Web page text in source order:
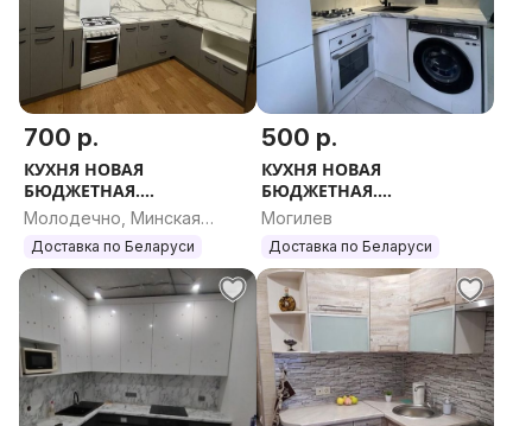
700 р.
КУХНЯ НОВАЯ
БЮДЖЕТНАЯ.
МОДУЛЬНЫЕ КУХНИ.
ПРЯМЫЕ И УГЛОВЫЕ.
ЛЮБОЙ РАЗМЕР.
Молодечно, Минская
область
Доставка по Беларуси
500 р.
КУХНЯ НОВАЯ
БЮДЖЕТНАЯ.
МОДУЛЬНЫЕ КУХНИ.
ЛЮБОЙ РАЗМЕР.
Могилев
Доставка по Беларуси